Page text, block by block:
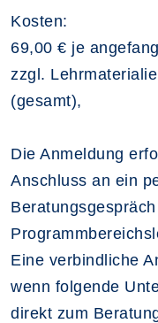
Kosten:
69,00 € je
zzgl.
(gesamt),
Die Anmeldung
Anschluss an ein
Eine verbindliche
wenn folgende
direkt zum